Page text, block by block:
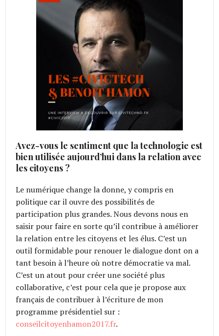
Avez-vous le sentiment que la technologie est
bien utilisée aujourd’hui dans la relation avec
les citoyens ?
Le numérique change la donne, y compris en
politique car il ouvre des possibilités de
participation plus grandes. Nous devons nous en
saisir pour faire en sorte qu’il contribue à améliorer
la relation entre les citoyens et les élus. C’est un
outil formidable pour renouer le dialogue dont on a
tant besoin à l’heure où notre démocratie va mal.
C’est un atout pour créer une société plus
collaborative, c’est pour cela que je propose aux
français de contribuer à l’écriture de mon
programme présidentiel sur :
conseilcitoyenhamon2017.fr.